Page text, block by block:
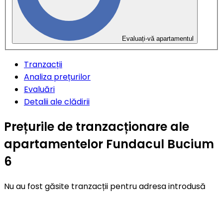
Evaluați-vă apartamentul
Tranzacții
Analiza prețurilor
Evaluări
Detalii ale clădirii
Prețurile de tranzacționare ale
apartamentelor Fundacul Bucium
6
Nu au fost găsite tranzacții pentru adresa introdusă